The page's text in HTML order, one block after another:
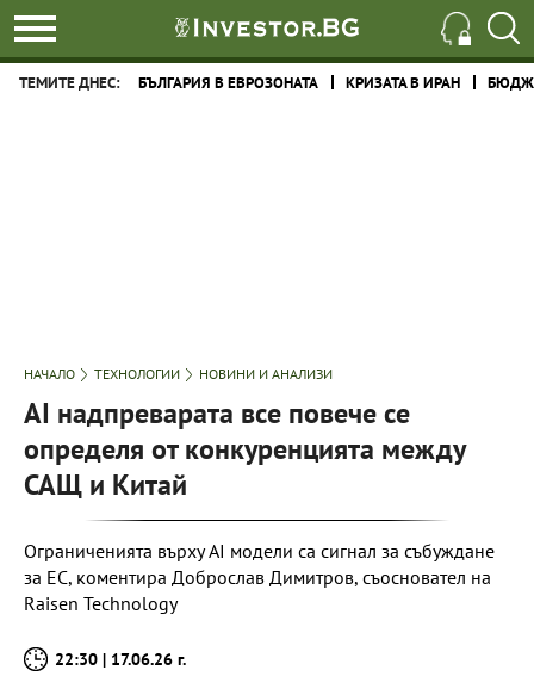
ТЕМИТЕ ДНЕС: БЪЛГАРИЯ В ЕВРОЗОНАТА КРИЗАТА В ИРАН
НАЧАЛО ТЕХНОЛОГИИ НОВИНИ И АНАЛИЗИ
AI надпреварата все повече се
определя от конкуренцията между
САЩ и Китай
Ограниченията върху AI модели са сигнал за събуждане
за ЕС, коментира Доброслав Димитров, съосновател на
Raisen Technology
22:30 | 17.06.26 г.